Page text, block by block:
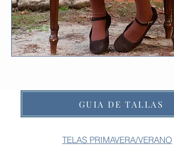
GUIA DE TALLAS
TELAS PRIMAVERA/VERANO